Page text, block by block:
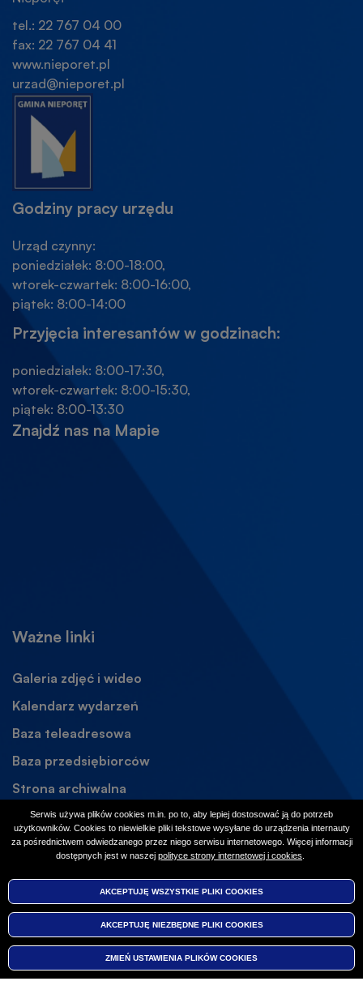
Serwis używa plików cookies m.in. po to, aby lepiej dostosować ją do potrzeb
użytkowników. Cookies to niewielkie pliki tekstowe wysyłane do urządzenia internauty
za pośrednictwem odwiedzanego przez niego serwisu internetowego. Więcej informacji
dostępnych jest w naszej polityce strony internetowej i cookies
w
karcie
AKCEPTUJĘ WSZYSTKIE PLIKI COOKIES
AKCEPTUJĘ NIEZBĘDNE PLIKI COOKIES
WYCOFAJ ZGODĘ NA PLIKICOOKIES
ZMIEŃ USTAWIENIA PLIKÓWCOOKIES
tel.: 22 767 04 00
fax: 22 767 04 41
www.nieporet.pl
urzad@nieporet.pl
Godziny pracy urzędu
Urząd czynny:
poniedziałek: 8:00-18:00,
wtorek-czwartek: 8:00-16:00,
piątek: 8:00-14:00
Przyjęcia interesantów w godzinach:
poniedziałek: 8:00-17:30,
wtorek-czwartek: 8:00-15:30,
piątek: 8:00-13:30
Znajdź nas na Mapie
Ważne linki
Galeria zdjęć i wideo
Kalendarz wydarzeń
Baza teleadresowa
Baza przedsiębiorców
Strona archiwalna
się
w
nowej
karcie
Dostępność
Social media
FacebookOtworzy
się
nowej
karcie
InstagramOtworzy
w
nowej© 2026 Urząd Gminy Nieporęt